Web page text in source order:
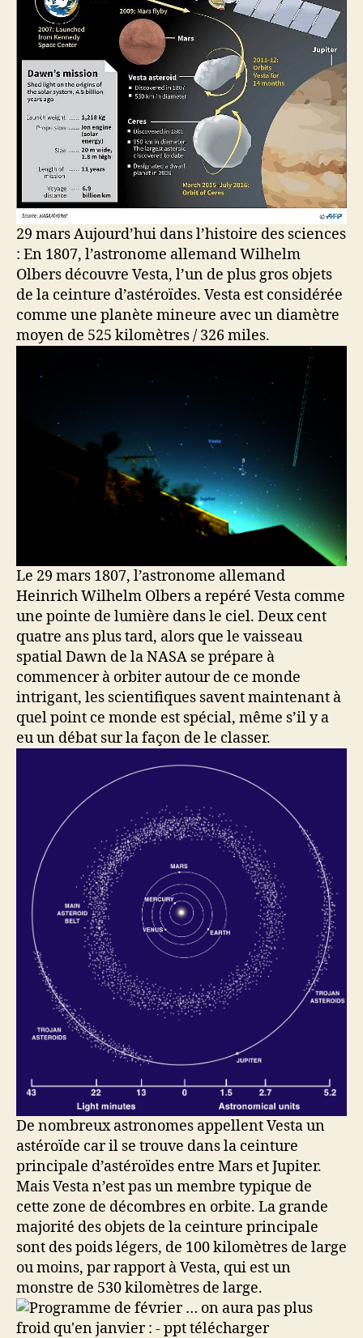
29 mars Aujourd’hui dans l’histoire des sciences
: En 1807, l’astronome allemand Wilhelm
Olbers découvre Vesta, l’un de plus gros objets
de la ceinture d’astéroïdes. Vesta est considérée
comme une planète mineure avec un diamètre
moyen de 525 kilomètres / 326 miles.
Le 29 mars 1807, l’astronome allemand
Heinrich Wilhelm Olbers a repéré Vesta comme
une pointe de lumière dans le ciel. Deux cent
quatre ans plus tard, alors que le vaisseau
spatial Dawn de la NASA se prépare à
commencer à orbiter autour de ce monde
intrigant, les scientifiques savent maintenant à
quel point ce monde est spécial, même s’il y a
eu un débat sur la façon de le classer.
De nombreux astronomes appellent Vesta un
astéroïde car il se trouve dans la ceinture
principale d’astéroïdes entre Mars et Jupiter.
Mais Vesta n’est pas un membre typique de
cette zone de décombres en orbite. La grande
majorité des objets de la ceinture principale
sont des poids légers, de 100 kilomètres de large
ou moins, par rapport à Vesta, qui est un
monstre de 530 kilomètres de large.